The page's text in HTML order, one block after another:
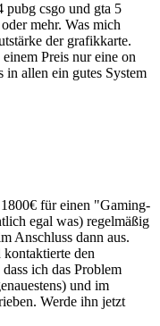
pubg csgo und gta 5
mehr. Was mich
der grafikkarte.
Preis nur eine on
in allen ein gutes System
für einen "Gaming-
egal was) regelmäßig
Anschluss dann aus.
den
ich das Problem
und im
Werde ihn jetzt